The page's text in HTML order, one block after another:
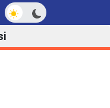
Açık/Koyu modu